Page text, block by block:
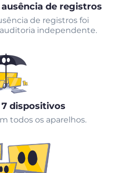
de registros
de registros foi
independente.
dispositivos
todos os aparelhos.